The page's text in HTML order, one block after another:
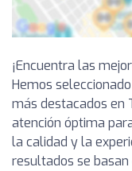
¡Encuentra las
Hemos
más destacados en
atención óptima
la calidad y la
resultados se